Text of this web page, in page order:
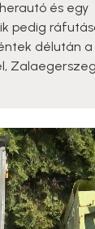
és egy
pedig
délután a
Zalaegerszeg